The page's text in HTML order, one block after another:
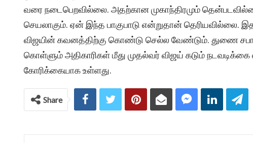
வரை நடைபெறவில்லை. அதற்கான முகாந்திரமும்
செயலாகும். ஏன் இந்த பாகுபாடு என்றுதான் தெரியவில்லை.
விஜயின் கவனத்திற்கு கொண்டு செல்ல வேண்டும். துணை
கொள்ளும் அதிகாரிகள் மீது முதல்வர் விஜய் கடும்
கோரிக்கையாக உள்ளது.
Share